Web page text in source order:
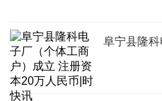
阜宁县隆